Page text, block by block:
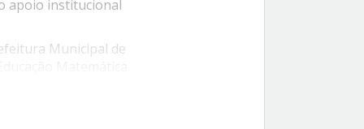
apoio institucional
Municipal de
atividades